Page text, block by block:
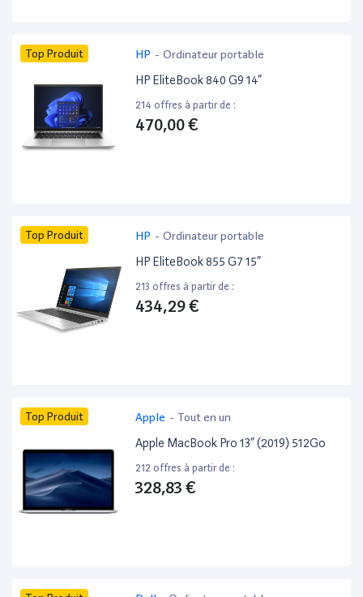
Top Produit HP - Ordinateur portable
HP EliteBook 840 G9 14”
214 offres à partir de :
470,00 €
Top Produit HP - Ordinateur portable
HP EliteBook 855 G7 15”
213 offres à partir de :
434,29 €
Top Produit Apple - Tout en un
Apple MacBook Pro 13” (2019) 512Go
212 offres à partir de :
328,83 €